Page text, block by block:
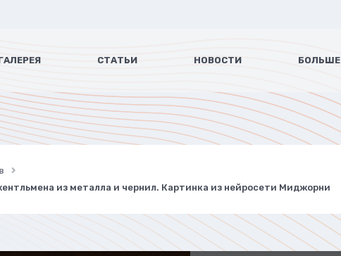
СТАТЬИ НОВОСТИ БОЛЬШЕ
из металла и чернил. Картинка из нейросети Миджорни